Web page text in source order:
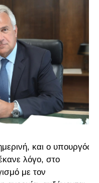
και ο υπουργός
λόγο, στο
με τον